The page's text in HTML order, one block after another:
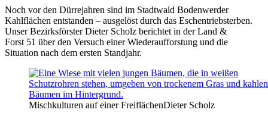
Noch vor den Dürrejahren sind im Stadtwald Bodenwerder
Kahlflächen entstanden – ausgelöst durch das Eschentriebsterben.
Unser Bezirksförster Dieter Scholz berichtet in der Land &
Forst 51 über den Versuch einer Wiederaufforstung und die
Situation nach dem ersten Standjahr.
Mischkulturen auf einer FreiflächenDieter Scholz